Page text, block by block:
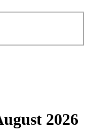
2026